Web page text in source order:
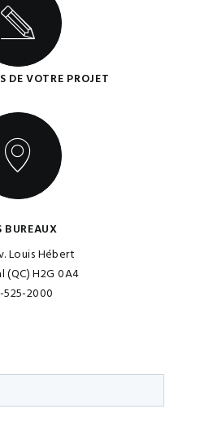
DE VOTRE PROJET
BUREAUX
Louis Hébert
(QC) H2G 0A4
525-2000